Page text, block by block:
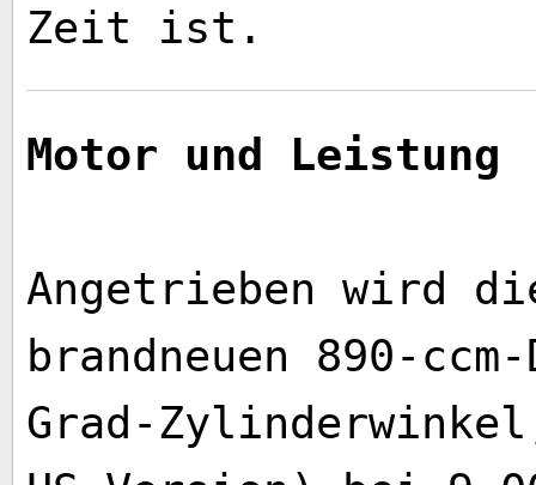
Zeit ist.
Motor und Leistung
Angetrieben wird
brandneuen 890-
Grad-